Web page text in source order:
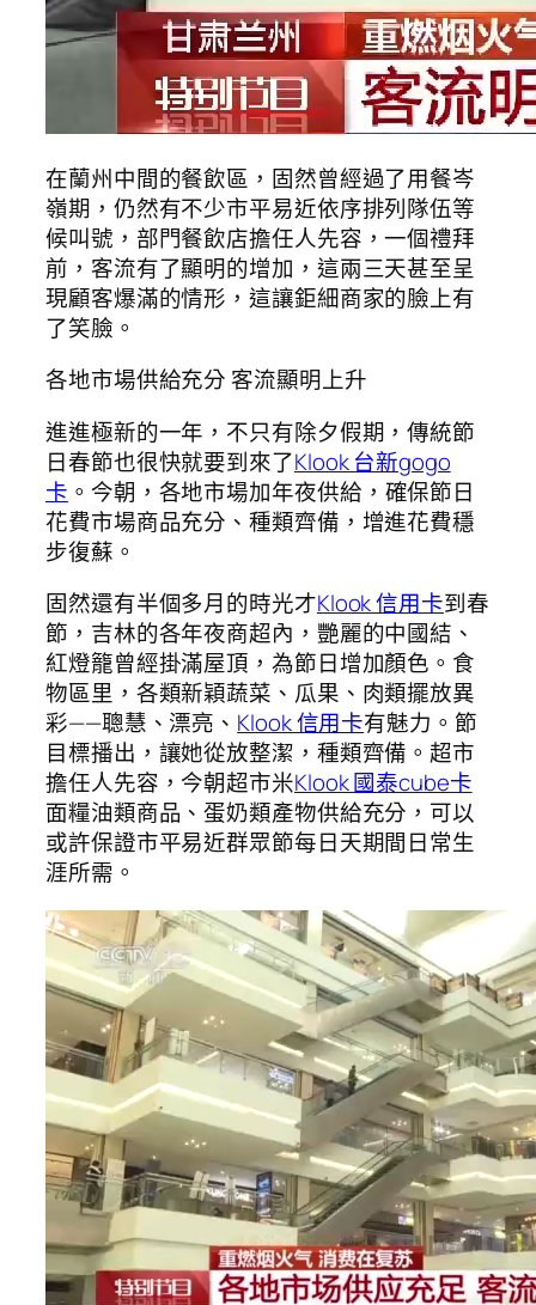
在蘭州中間的餐飲區，固然曾經過了用餐岑
嶺期，仍然有不少市平易近依序排列隊伍等
候叫號，部門餐飲店擔任人先容，一個禮拜
前，客流有了顯明的增加，這兩三天甚至呈
現顧客爆滿的情形，這讓鉅細商家的臉上有
了笑臉。
各地市場供給充分 客流顯明上升
進進極新的一年，不只有除夕假期，傳統節
日春節也很快就要到來了Klook 台新gogo
卡 。今朝，各地市場加年夜供給，確保節日
花費市場商品充分、種類齊備，增進花費穩
步復蘇。
固然還有半個多月的時光才Klook 信用卡到春
節，吉林的各年夜商超內，艷麗的中國結、
紅燈籠曾經掛滿屋頂，為節日增加顏色。食
物區里，各類新穎蔬菜、瓜果、肉類擺放異
彩——聰慧、漂亮、 Klook 信用卡有魅力。節
目標播出，讓她從放整潔，種類齊備。超市
擔任人先容，今朝超市米Klook 國泰cube卡
面糧油類商品、蛋奶類產物供給充分，可以
或許保證市平易近群眾節每日天期間日常生
涯所需。